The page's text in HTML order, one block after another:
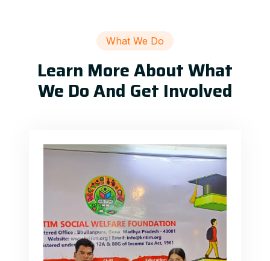
What We Do
Learn More About What
We Do And Get Involved